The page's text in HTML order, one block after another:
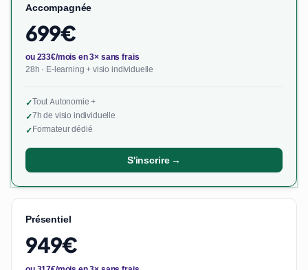
Accompagnée
699€
ou 233€/mois en 3× sans frais
28h · E-learning + visio individuelle
✓Tout Autonomie +
✓7h de visio individuelle
✓Formateur dédié
S'inscrire →
Présentiel
949€